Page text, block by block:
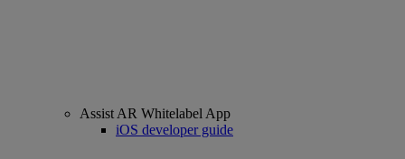
Assist AR Whitelabel App
iOS developer guide